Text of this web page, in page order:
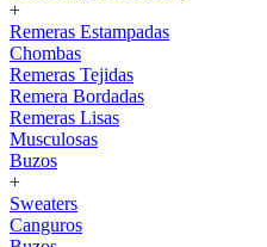
+
Remeras Estampadas
Chombas
Remeras Tejidas
Remera Bordadas
Remeras Lisas
Musculosas
Buzos
+
Sweaters
Canguros